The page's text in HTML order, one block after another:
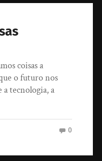
coisas a
o futuro nos
a tecnologia, a
0